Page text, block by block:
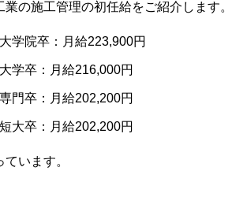
業の施工管理の初任給をご紹介します。
大学院卒：月給223,900円
大学卒：月給216,000円
専門卒：月給202,200円
短大卒：月給202,200円
ています。